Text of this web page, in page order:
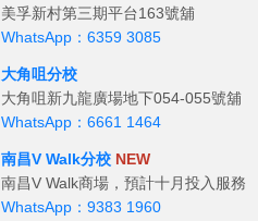
美孚新村第三期平台163號舖
WhatsApp：6359 3085
大角咀分校
大角咀新九龍廣場地下054-055號舖
WhatsApp：6661 1464
南昌V Walk分校 NEW
南昌V Walk商場，預計十月投入服務
WhatsApp：9383 1960